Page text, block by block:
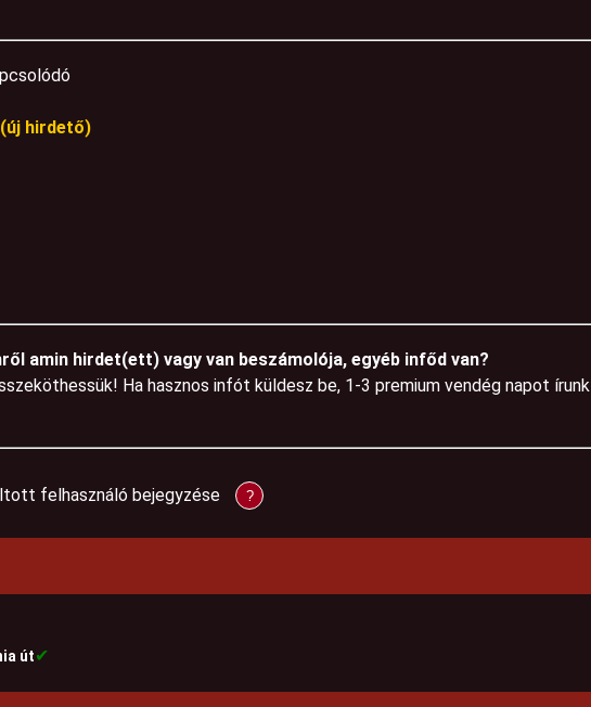
hirdető)
amin hirdet(ett) vagy van beszámolója, egyéb infőd van?
Ha hasznos infót küldesz be, 1-3 premium vendég napot írunk
felhasználó bejegyzése ?
út✔